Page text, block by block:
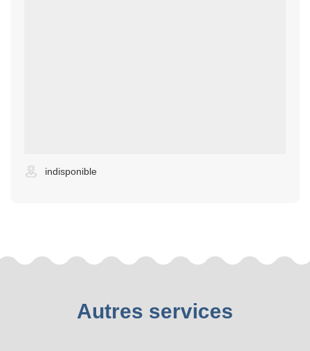
indisponible
Autres services